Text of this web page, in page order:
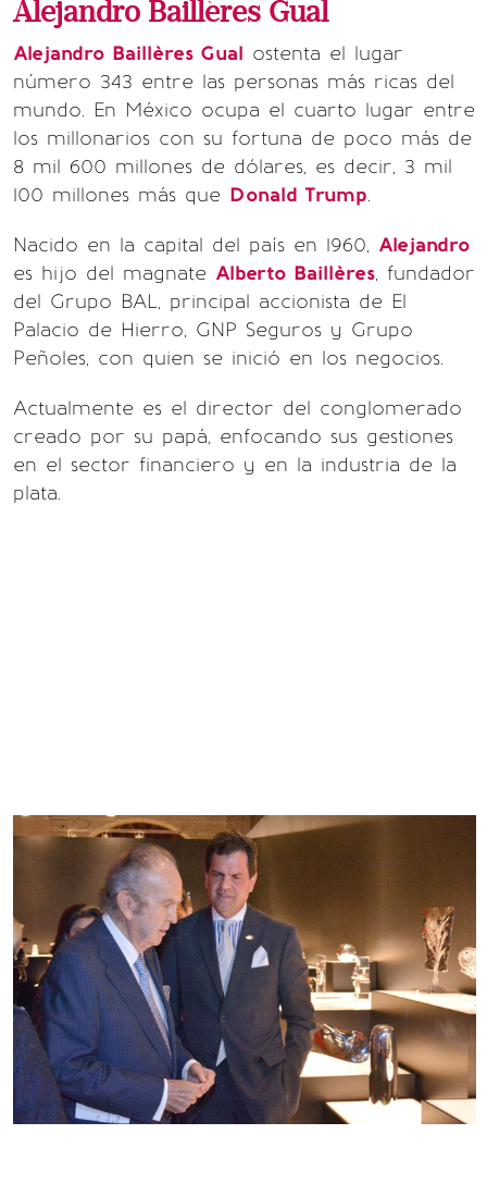
Alejandro Baillères Gual
Alejandro Baillères Gual ostenta el lugar
número 343 entre las personas más ricas del
mundo. En México ocupa el cuarto lugar entre
los millonarios con su fortuna de poco más de
8 mil 600 millones de dólares, es decir, 3 mil
100 millones más que Donald Trump.
Nacido en la capital del país en 1960, Alejandro
es hijo del magnate Alberto Baillères, fundador
del Grupo BAL, principal accionista de El
Palacio de Hierro, GNP Seguros y Grupo
Peñoles, con quien se inició en los negocios.
Actualmente es el director del conglomerado
creado por su papá, enfocando sus gestiones
en el sector financiero y en la industria de la
plata.